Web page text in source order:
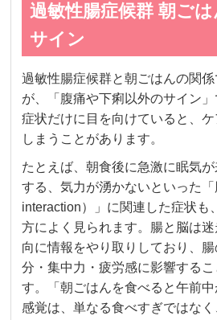
過敏性腸症候群 朝ご
サイン
過敏性腸症候群と朝ごはんの関
が、「腹痛や下痢以外のサイン
症状だけに目を向けていると、
しまうことがあります。
たとえば、朝食後に急激に眠気
する、気力が湧かないといった
interaction）」に関連した症状も
方によく見られます。腸と脳は
向に情報をやり取りしており、
分・集中力・疲労感に影響するこ
す。「朝ごはんを食べると午前
感覚は、単なる食べすぎではな